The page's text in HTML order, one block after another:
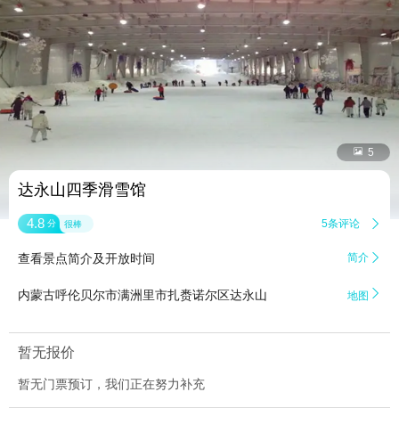
 5
达永山四季滑雪馆
4.8 分 很棒 5条评论 
查看景点简介及开放时间 简介 
内蒙古呼伦贝尔市满洲里市扎赉诺尔区达永山 地图 
暂无报价
暂无门票预订，我们正在努力补充
